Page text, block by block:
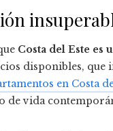
Costa del Este es
disponibles,
en Costa
de vida